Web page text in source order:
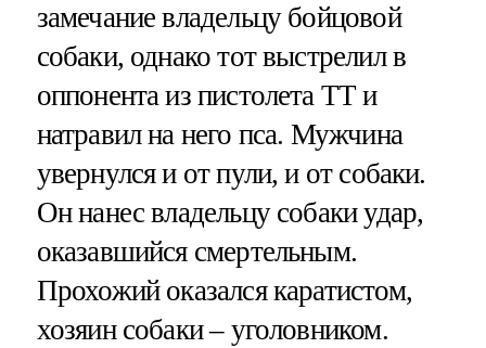
замечание владельцу бойцовой
собаки, однако тот выстрелил в
оппонента из пистолета ТТ и
натравил на него пса. Мужчина
увернулся и от пули, и от собаки.
Он нанес владельцу собаки удар,
оказавшийся смертельным.
Прохожий оказался каратистом,
хозяин собаки – уголовником.